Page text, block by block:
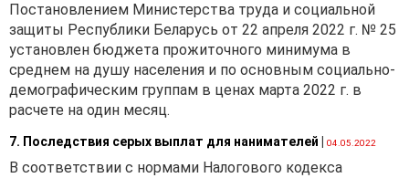
Постановлением Министерства труда и социальной
защиты Республики Беларусь от 22 апреля 2022 г. № 25
установлен бюджета прожиточного минимума в
среднем на душу населения и по основным социально-
демографическим группам в ценах марта 2022 г. в
расчете на один месяц.
7. Последствия серых выплат для нанимателей 04.05.2022
В соответствии с нормами Налогового кодекса